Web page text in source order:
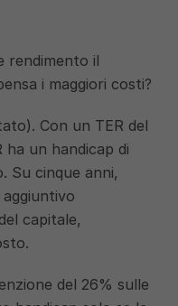
rendimento il
i maggiori costi?
Con un TER del
un handicap di
Su cinque anni,
capitale,
del 26% sulle